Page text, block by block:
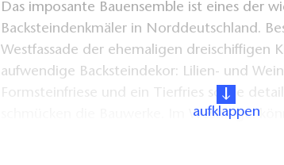
Das imposante Bauensemble ist eines der
Backsteindenkmäler in Norddeutschland.
Westfassade der ehemaligen dreischiffigen
aufwendige Backsteindekor: Lilien- und
Formsteinfriese und ein Tierfries sowie
schmücken die Bauwerke. Im Westflügel
aufklappen